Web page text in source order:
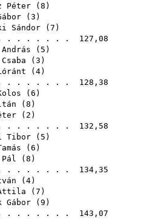
Péter ( 8 )
( 3 )
Sándor ( 7 )
. . . . . . 127,08
( 5 )
( 3 )
( 4)
. . . . . . 128,38
( 6 )
( 8 )
( 2 )
. . . . . . 132,58
Tibor ( 5 )
( 6 )
( 8 )
. . . . . . 134,35
( 4)
( 7 )
Gábor ( 9 )
. . . . . . 143,07